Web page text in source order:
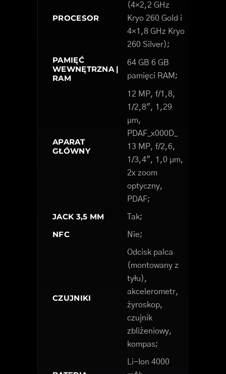
PROCESOR
(4×2,2 GHz
Kryo 260 Gold i
4×1,8 GHz Kryo
260 Silver);
PAMIĘĆ
WEWNĘTRZNA |
RAM
64 GB 6 GB
pamięci RAM;
APARAT
GŁÓWNY
12 MP, f/1,8,
1/2,8", 1,29
µm,
PDAF_x000D_
13 MP, f/2,6,
1/3,4", 1,0 µm,
2х zoom
optyczny,
PDAF;
JACK 3,5 MM Tak;
NFC Nie;
CZUJNIKI
Odcisk palca
(montowany z
tyłu),
akcelerometr,
żyroskop,
czujnik
zbliżeniowy,
kompas;
Li-Ion 4000